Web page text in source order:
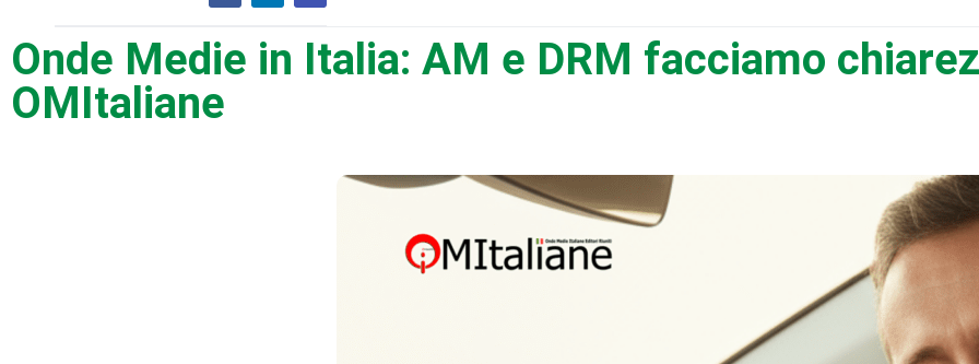
Onde Medie in Italia: AM e DRM facciamo
OMItaliane